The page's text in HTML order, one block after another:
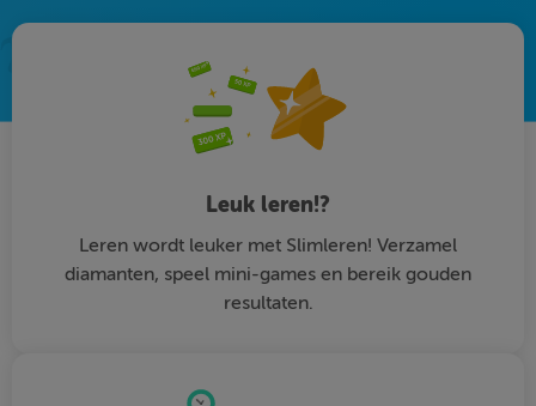
Leuk leren!?
Leren wordt leuker met Slimleren! Verzamel
diamanten, speel mini-games en bereik gouden
resultaten.